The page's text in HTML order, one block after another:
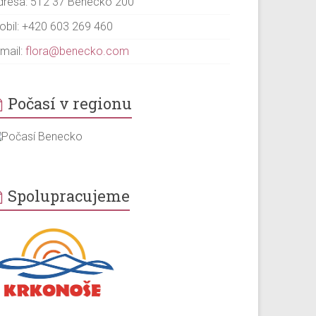
+420 603 269 460
flora@benecko.com
Počasí v regionu
Spolupracujeme